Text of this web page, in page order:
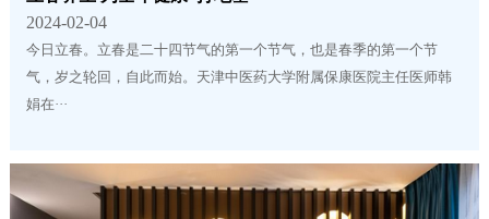
2024-02-04
今日立春。立春是二十四节气的第一个节气，也是春季的第一个节
气，岁之轮回，自此而始。天津中医药大学附属保康医院主任医师韩
娟在···